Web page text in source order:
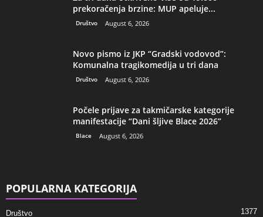
prekoračenja brzine: MUP apeluje...
Društvo August 6, 2026
Novo pismo iz JKP “Gradski vodovod”:
Komunalna tragikomedija u tri dana
Društvo August 6, 2026
Počele prijave za takmičarske kategorije
manifestacije “Dani šljive Blace 2026”
Blace August 6, 2026
POPULARNA KATEGORIJA
Društvo 1377